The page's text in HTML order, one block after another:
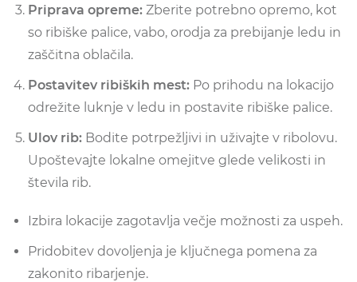
Priprava opreme: Zberite potrebno opremo, kot
so ribiške palice, vabo, orodja za prebijanje ledu in
zaščitna oblačila.
Postavitev ribiških mest: Po prihodu na lokacijo
odrežite luknje v ledu in postavite ribiške palice.
Ulov rib: Bodite potrpežljivi in uživajte v ribolovu.
Upoštevajte lokalne omejitve glede velikosti in
števila rib.
Izbira lokacije zagotavlja večje možnosti za uspeh.
Pridobitev dovoljenja je ključnega pomena za
zakonito ribarjenje.